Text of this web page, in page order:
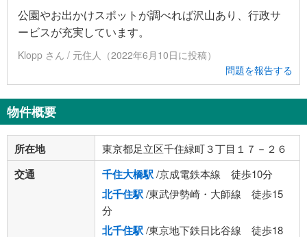
公園やお出かけスポットが調べれば沢山あり、行政サ
ービスが充実しています。
Klopp さん / 元住人（2022年6月10日に投稿）
問題を報告する
物件概要
所在地 東京都足立区千住緑町３丁目１７－２６
交通 千住大橋駅/京成電鉄本線 徒歩10分
北千住駅/東武伊勢崎・大師線 徒歩15
分
北千住駅/東京地下鉄日比谷線 徒歩18